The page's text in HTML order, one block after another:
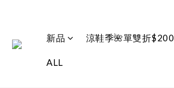
新品 涼鞋季🌺單雙折$200
ALL